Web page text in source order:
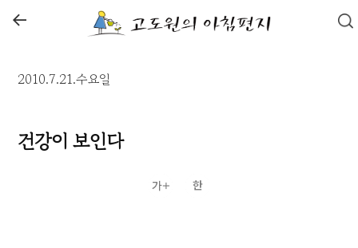
←
2010.7.21.수요일
건강이 보인다